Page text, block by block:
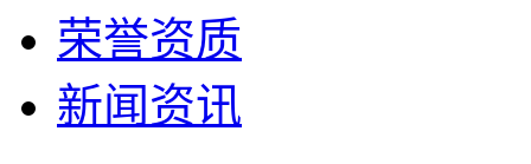
荣誉资质
新闻资讯